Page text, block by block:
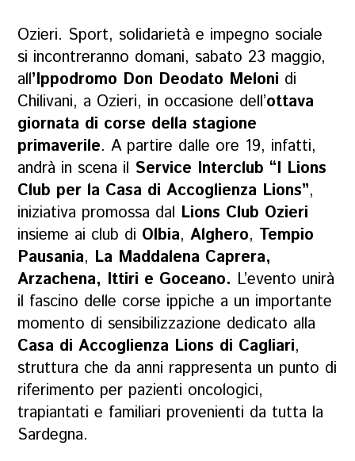
Ozieri. Sport, solidarietà e impegno sociale
si incontreranno domani, sabato 23 maggio,
all’Ippodromo Don Deodato Meloni di
Chilivani, a Ozieri, in occasione dell’ottava
giornata di corse della stagione
primaverile. A partire dalle ore 19, infatti,
andrà in scena il Service Interclub “I Lions
Club per la Casa di Accoglienza Lions”,
iniziativa promossa dal Lions Club Ozieri
insieme ai club di Olbia,Alghero, Tempio
Pausania, La Maddalena Caprera,
Arzachena, Ittiri e Goceano. L’evento unirà
il fascino delle corse ippiche a un importante
momento di sensibilizzazione dedicato alla
Casa di Accoglienza Lions di Cagliari,
struttura che da anni rappresenta un punto di
riferimento per pazienti oncologici,
trapiantati e familiari provenienti da tutta la
Sardegna.